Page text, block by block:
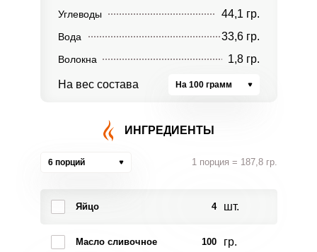
Углеводы 44,1 гр.
Вода 33,6 гр.
Волокна 1,8 гр.
На вес состава На 100 грамм
ИНГРЕДИЕНТЫ
6 порций 1 порция = 187,8 гр.
Яйцо 4 шт.
Масло сливочное 100 гр.